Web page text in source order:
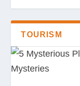
TOURISM